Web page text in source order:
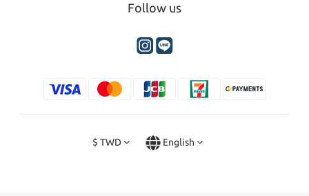
Follow us
$ TWD English